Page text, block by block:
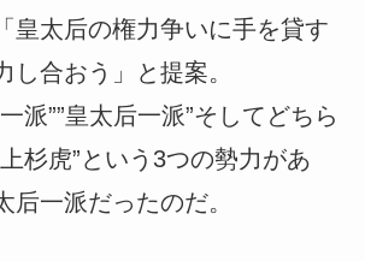
皇太后の権力争いに手を貸す
し合おう」と提案。
派””皇太后一派”そしてどちら
杉虎”という3つの勢力があ
后一派だったのだ。